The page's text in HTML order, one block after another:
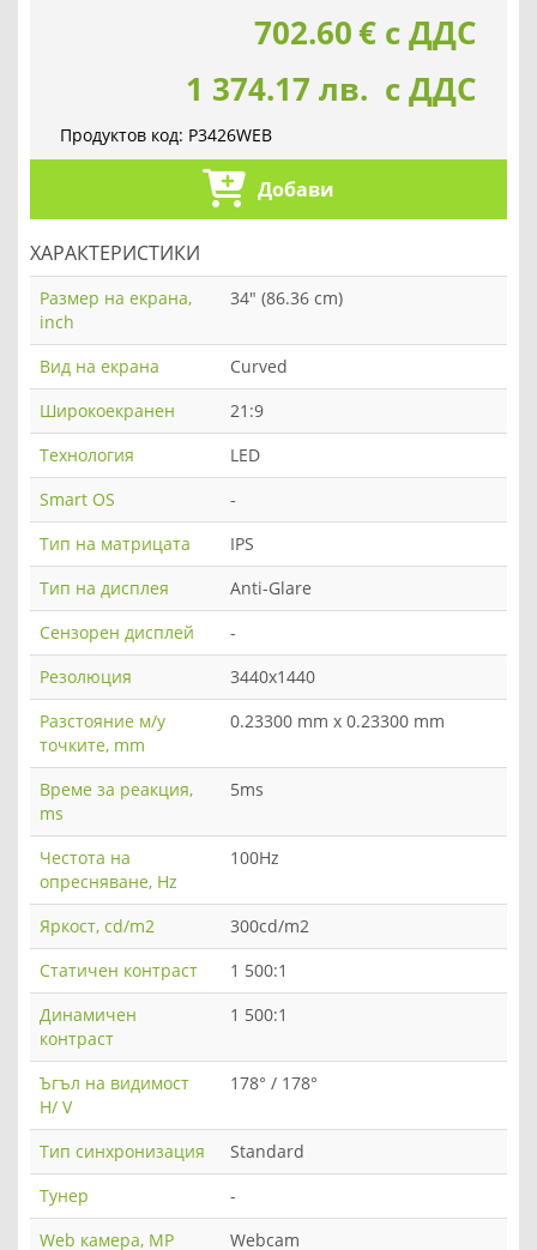
702.60€ с ДДС
1 374.17 лв. с ДДС
Продуктов код: P3426WEB
Добави
ХАРАКТЕРИСТИКИ
Размер на екрана,
inch
34" (86.36 cm)
Вид на екрана
Curved
Широкоекранен
21:9
Технология
LED
Smart OS
-
Тип на матрицата
IPS
Тип на дисплея
Anti-Glare
Сензорен дисплей
-
Резолюция
3440x1440
Разстояние м/у
точките, mm
0.23300 mm x 0.23300 mm
Време за реакция,
ms
5ms
Честота на
опресняване, Hz
100Hz
Яркост, cd/m2
300cd/m2
Статичен контраст
1 500:1
Динамичен
контраст
1 500:1
Ъгъл на видимост
H/ V
178° / 178°
Тип синхронизация
Standard
Тунер
-
Web камера, MP
Webcam